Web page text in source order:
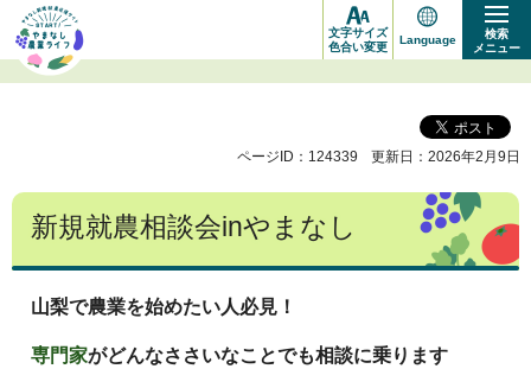
や
ま
な
規
就
農
応
援
文字サイズ
色合い変更
Language
検索
メニュー
ページID：124339 更新日：2026年2月9日
新規就農相談会inやまなし
山梨で農業を始めたい人必見！
専門家がどんなささいなことでも相談に乗ります